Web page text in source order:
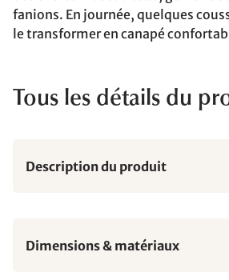
fanions. En journée, quelques
le transformer en canapé
Tous les détails du
Description du produit
Dimensions & matériaux